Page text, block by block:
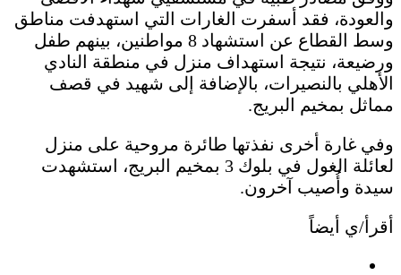
والعودة، فقد أسفرت الغارات التي استهدفت مناطق
وسط القطاع عن استشهاد 8 مواطنين، بينهم طفل
ورضيعة، نتيجة استهداف منزل في منطقة النادي
الأهلي بالنصيرات، بالإضافة إلى شهيد في قصف
مماثل بمخيم البريج.
وفي غارة أخرى نفذتها طائرة مروحية على منزل
لعائلة الغول في بلوك 3 بمخيم البريج، استشهدت
سيدة وأُصيب آخرون.
أقرأ/ي أيضاً